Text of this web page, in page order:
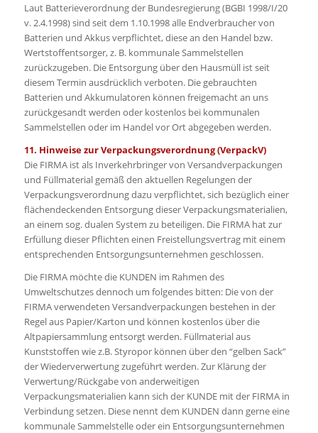
Laut Batterieverordnung der Bundesregierung (BGBI 1998/I/20
v. 2.4.1998) sind seit dem 1.10.1998 alle Endverbraucher von
Batterien und Akkus verpflichtet, diese an den Handel bzw.
Wertstoffentsorger, z. B. kommunale Sammelstellen
zurückzugeben. Die Entsorgung über den Hausmüll ist seit
diesem Termin ausdrücklich verboten. Die gebrauchten
Batterien und Akkumulatoren können freigemacht an uns
zurückgesandt werden oder kostenlos bei kommunalen
Sammelstellen oder im Handel vor Ort abgegeben werden.
11. Hinweise zur Verpackungsverordnung (VerpackV)
Die FIRMA ist als Inverkehrbringer von Versandverpackungen
und Füllmaterial gemäß den aktuellen Regelungen der
Verpackungsverordnung dazu verpflichtet, sich bezüglich einer
flächendeckenden Entsorgung dieser Verpackungsmaterialien,
an einem sog. dualen System zu beteiligen. Die FIRMA hat zur
Erfüllung dieser Pflichten einen Freistellungsvertrag mit einem
entsprechenden Entsorgungsunternehmen geschlossen.
Die FIRMA möchte die KUNDEN im Rahmen des
Umweltschutzes dennoch um folgendes bitten: Die von der
FIRMA verwendeten Versandverpackungen bestehen in der
Regel aus Papier/Karton und können kostenlos über die
Altpapiersammlung entsorgt werden. Füllmaterial aus
Kunststoffen wie z.B. Styropor können über den “gelben Sack”
der Wiederverwertung zugeführt werden. Zur Klärung der
Verwertung/Rückgabe von anderweitigen
Verpackungsmaterialien kann sich der KUNDE mit der FIRMA in
Verbindung setzen. Diese nennt dem KUNDEN dann gerne eine
kommunale Sammelstelle oder ein Entsorgungsunternehmen